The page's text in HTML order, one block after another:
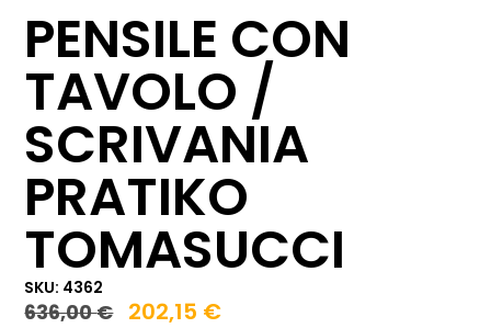
PENSILE CON
TAVOLO /
SCRIVANIA
PRATIKO
TOMASUCCI
SKU: 4362
636,00€ 202,15 €